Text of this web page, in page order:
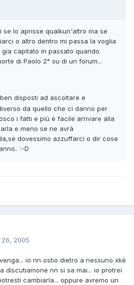
se lo aprisse qualkun'altro ma se
o altro dentro mi passa la voglia
capitato in passato quando
di Paolo 2° su di un forum...
disposti ad ascoltare e
da quello che ci danno per
i fatti e più è facile arrivare alla
e meno se ne avrà
dovessimo azzuffarci o dir cose
:-D
2005
io nn ostio dietro a nessuno xkè
discutiamone nn si sa mai... io protrei
cambiarla... oppure avremo un